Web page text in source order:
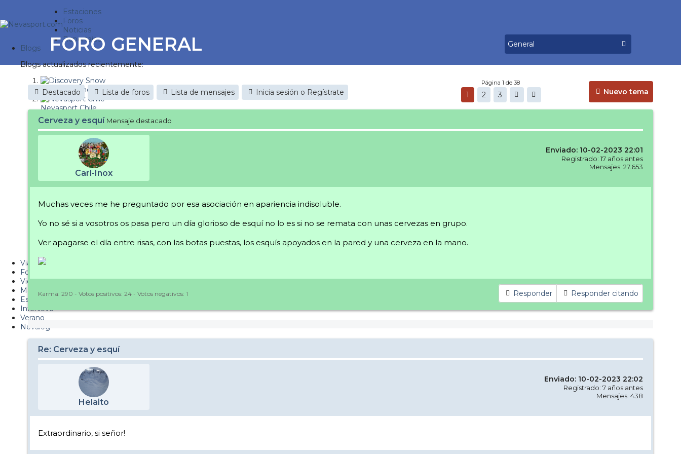
Estaciones
Foros
Noticias
Reportajes
Blogs
Blogs actualizados recientemente:
Discovery Snow
Nevasport Chile
Esquiaryviajar.com
nevasport blog
It's a powder da
Diario de un friki
Viajes
Fotos
Videos
Material
Esquí Pro
Infonieve
Verano
Nevalog
FORO GENERAL
Nuevo tema
Destacado Lista de foros Lista de mensajes Inicia sesión o Regístrate
Página 1 de 38
1 2 3
Cerveza y esquí Mensaje destacado
Carl-Inox
Enviado: 10-02-2023 22:01
Registrado: 17 años antes
Mensajes: 27.653
Muchas veces me he preguntado por esa asociación en apariencia indisoluble.
Yo no sé si a vosotros os pasa pero un día glorioso de esquí no lo es si no se remata con unas cervezas en grupo.
Ver apagarse el día entre risas, con las botas puestas, los esquís apoyados en la pared y una cerveza en la mano.
Responder Responder citando
Karma: 290 - Votos positivos: 24 - Votos negativos: 1
Re: Cerveza y esquí
Helaito
Enviado: 10-02-2023 22:02
Registrado: 7 años antes
Mensajes: 438
Extraordinario, si señor!